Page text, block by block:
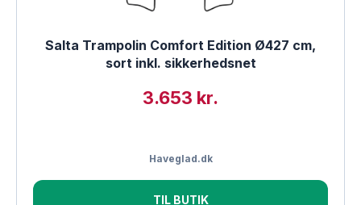
Salta Trampolin Comfort Edition Ø427 cm,
sort inkl. sikkerhedsnet
3.653 kr.
Haveglad.dk
TIL BUTIK